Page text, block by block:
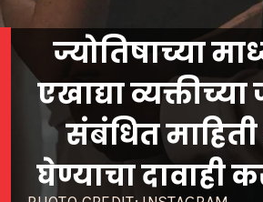
ज्योतिषाच्या
एखाद्या
संबंधित
घेण्याचा दावाही